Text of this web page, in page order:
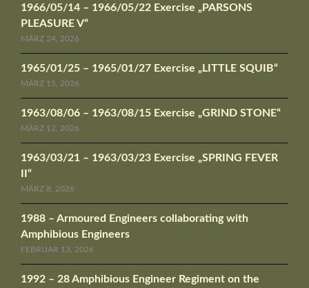
1966/05/14 – 1966/05/22 Exercise „PARSONS
PLEASURE V“
MÄRZ 24, 2026
1965/01/25 – 1965/01/27 Exercise „LITTLE SQUIB“
MÄRZ 15, 2026
1963/08/06 – 1963/08/15 Exercise „GRIND STONE“
MÄRZ 12, 2026
1963/03/21 – 1963/03/23 Exercise „SPRING FEVER
II“
MÄRZ 8, 2026
1988 – Armoured Engineers collaborating with
Amphibious Engineers
FEBRUAR 13, 2026
1992 – 28 Amphibious Engineer Regiment on the